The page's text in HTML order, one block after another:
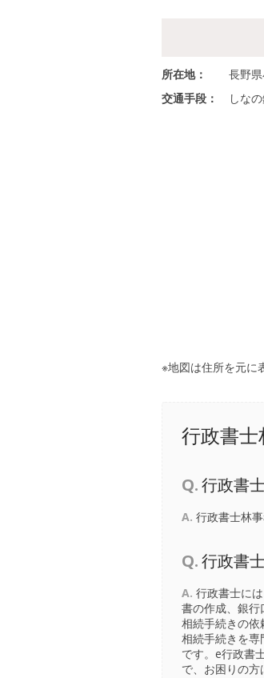
所在地：
長野
交通手段：
しな
※地図は住所を元に
行政書
Q.行政書
A. 行政書士林
Q.行政書
A. 行政書士に
書の作成、銀
相続手続きの依
相続手続きを
です。e行政書
で、お困りの方